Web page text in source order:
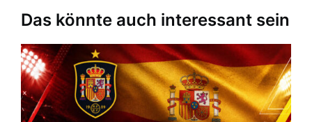
Das könnte auch interessant sein